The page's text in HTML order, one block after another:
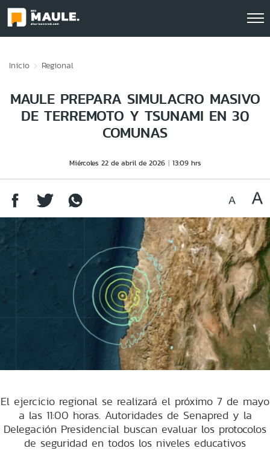
Inicio Regional
MAULE PREPARA SIMULACRO MASIVO
DE TERREMOTO Y TSUNAMI EN 30
COMUNAS
Miércoles 22 de abril de 2026 13:09 hrs
El ejercicio regional se realizará el próximo 7 de mayo
a las 11:00 horas. Autoridades de Senapred y la
Delegación Presidencial buscan evaluar los protocolos
de seguridad en todos los niveles educativos